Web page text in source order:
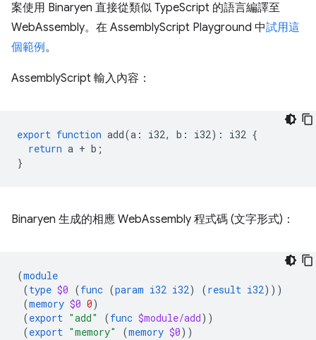
案使用 Binaryen 直接從類似 TypeScript 的語言編譯至
WebAssembly。在 AssemblyScript Playground 中試用這
個範例。
AssemblyScript 輸入內容：
export function add(a : i32, b : i32) : i32 {
return a + b ;
}
Binaryen 生成的相應 WebAssembly 程式碼 (文字形式)：
(module
(type $0 (func (param i32 i32) (result i32)))
(memory $0 0)
(export "add" (func $module/add))
(export "memory" (memory $0))